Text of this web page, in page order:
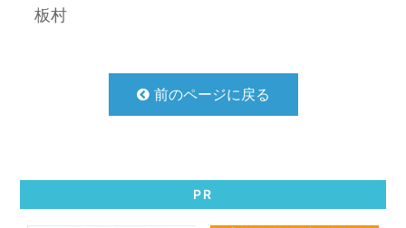
板村
前のページに戻る
PR